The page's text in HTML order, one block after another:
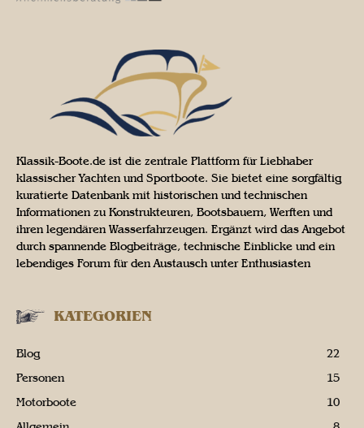
Klassik-Boote.de ist die zentrale Plattform für Liebhaber
klassischer Yachten und Sportboote. Sie bietet eine sorgfältig
kuratierte Datenbank mit historischen und technischen
Informationen zu Konstrukteuren, Bootsbauern, Werften und
ihren legendären Wasserfahrzeugen. Ergänzt wird das Angebot
durch spannende Blogbeiträge, technische Einblicke und ein
lebendiges Forum für den Austausch unter Enthusiasten
KATEGORIEN
Blog
22
Personen
15
Motorboote
10